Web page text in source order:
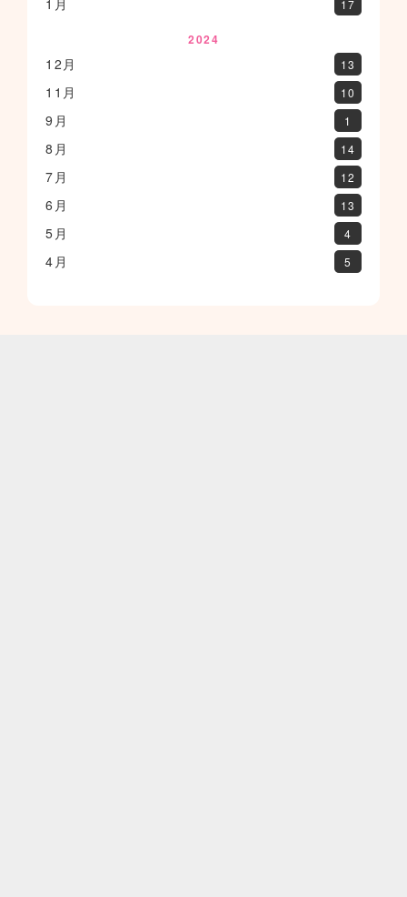
1月 17
2024
12月 13
11月 10
9月 1
8月 14
7月 12
6月 13
5月 4
4月 5